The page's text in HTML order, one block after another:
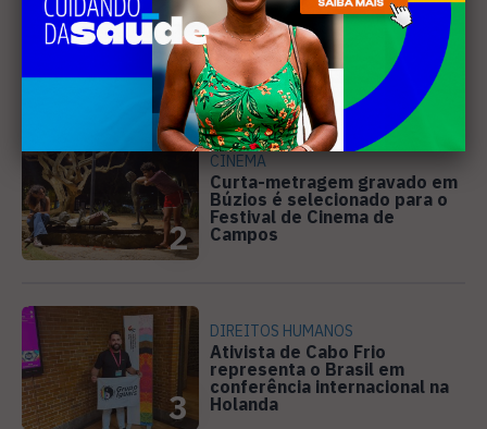
1
Cabo Frio recebe 20ª edição
do Diveneta Moto Fest neste
fim de semana
2
CINEMA
Curta-metragem gravado em
Búzios é selecionado para o
Festival de Cinema de
Campos
3
DIREITOS HUMANOS
Ativista de Cabo Frio
representa o Brasil em
conferência internacional na
Holanda